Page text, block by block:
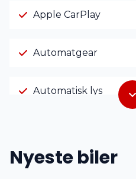
Apple CarPlay
Automatgear
Automatisk lys
Dual zone klimaanlæg
Nyeste biler